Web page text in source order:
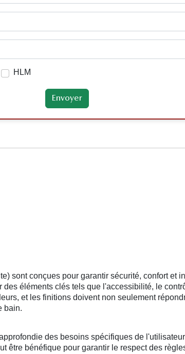
HLM
sont conçues pour garantir sécurité, confort et
éléments clés tels que l'accessibilité, le
et les finitions doivent non seulement
bain.
des besoins spécifiques de
être bénéfique pour garantir le respect des